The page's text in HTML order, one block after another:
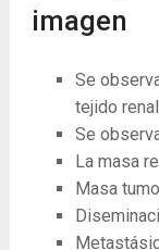
imagen
Se
tejido
Se
La masa
Masa